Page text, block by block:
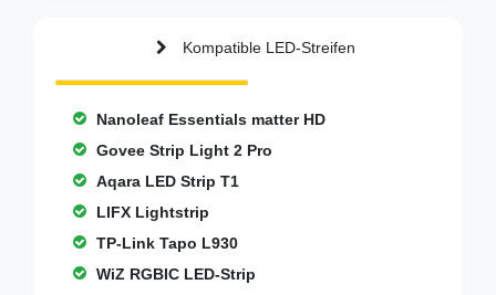
Kompatible LED-Streifen
Nanoleaf Essentials matter HD
Govee Strip Light 2 Pro
Aqara LED Strip T1
LIFX Lightstrip
TP-Link Tapo L930
WiZ RGBIC LED-Strip